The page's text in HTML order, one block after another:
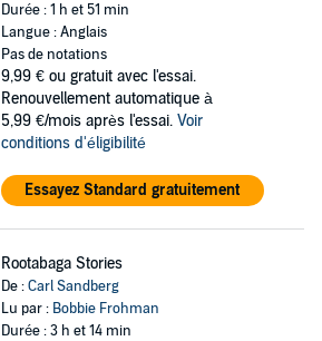
Durée : 1 h et 51 min
Langue : Anglais
Pas de notations
9,99 € ou gratuit avec l'essai.
Renouvellement automatique à
5,99 €/mois après l'essai. Voir
conditions d'éligibilité
Essayez Standard gratuitement
Rootabaga Stories
De :Carl Sandberg
Lu par : Bobbie Frohman
Durée : 3 h et 14 min